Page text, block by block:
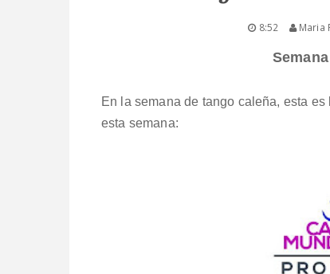
8:52 Maria
En la semana de tango caleña, esta
esta semana: